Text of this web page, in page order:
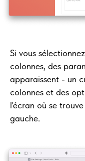
Si vous
colonnes, des
apparaissent - un
colonnes et des
l'écran où se
gauche.